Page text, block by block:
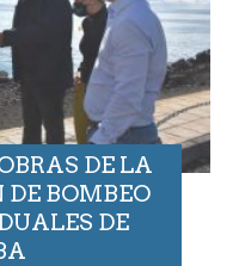
DE LA
DE BOMBEO
DE